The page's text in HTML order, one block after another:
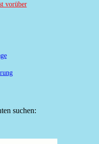
vorüber
suchen: